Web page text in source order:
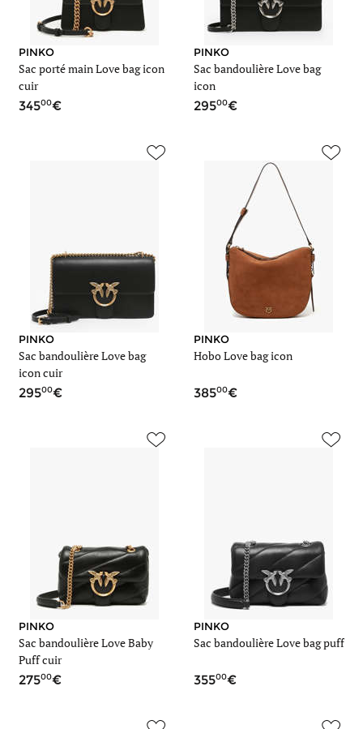
PINKO
Sac porté main Love bag icon
cuir
34500
PINKO
Sac bandoulière Love bag
icon
29500
PINKO
Sac bandoulière Love bag
icon cuir
29500
PINKO
Hobo Love bag icon
38500
PINKO
Sac bandoulière Love Baby
Puff cuir
27500
PINKO
Sac bandoulière Love bag puff
35500